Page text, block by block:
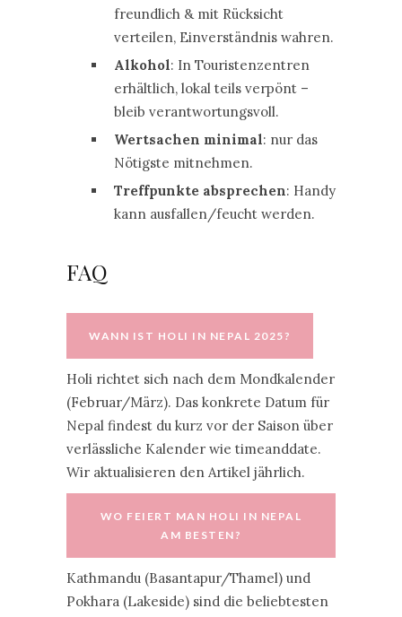
freundlich & mit Rücksicht
verteilen, Einverständnis wahren.
Alkohol: In Touristenzentren
erhältlich, lokal teils verpönt –
bleib verantwortungsvoll.
Wertsachen minimal: nur das
Nötigste mitnehmen.
Treffpunkte absprechen: Handy
kann ausfallen/feucht werden.
FAQ
WANN IST HOLI IN NEPAL 2025?
Holi richtet sich nach dem Mondkalender
(Februar/März). Das konkrete Datum für
Nepal findest du kurz vor der Saison über
verlässliche Kalender wie timeanddate.
Wir aktualisieren den Artikel jährlich.
WO FEIERT MAN HOLI IN NEPAL
AM BESTEN?
Kathmandu (Basantapur/Thamel) und
Pokhara (Lakeside) sind die beliebtesten